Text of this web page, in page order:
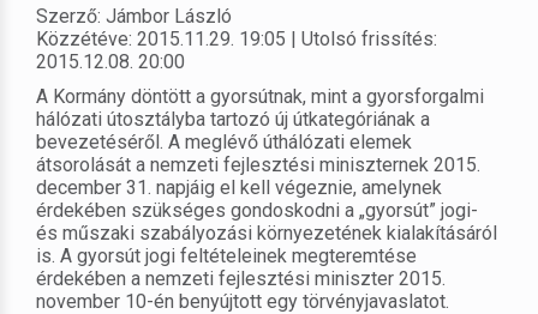
Szerző: Jámbor László
Közzétéve: 2015.11.29. 19:05 | Utolsó frissítés:
2015.12.08. 20:00
A Kormány döntött a gyorsútnak, mint a gyorsforgalmi
hálózati útosztályba tartozó új útkategóriának a
bevezetéséről. A meglévő úthálózati elemek
átsorolását a nemzeti fejlesztési miniszternek 2015.
december 31. napjáig el kell végeznie, amelynek
érdekében szükséges gondoskodni a „gyorsút” jogi-
és műszaki szabályozási környezetének kialakításáról
is. A gyorsút jogi feltételeinek megteremtése
érdekében a nemzeti fejlesztési miniszter 2015.
november 10-én benyújtott egy törvényjavaslatot.